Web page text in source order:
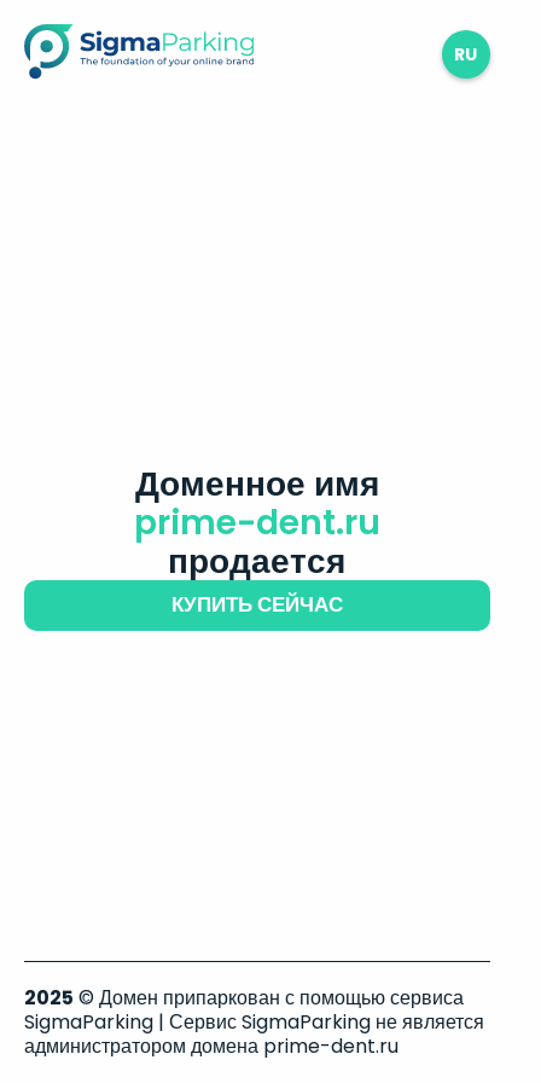
RU
Доменное имя
prime-dent.ru
продается
КУПИТЬ СЕЙЧАС
2025 © Домен припаркован с помощью сервиса
SigmaParking | Сервис SigmaParking не является
администратором домена prime-dent.ru